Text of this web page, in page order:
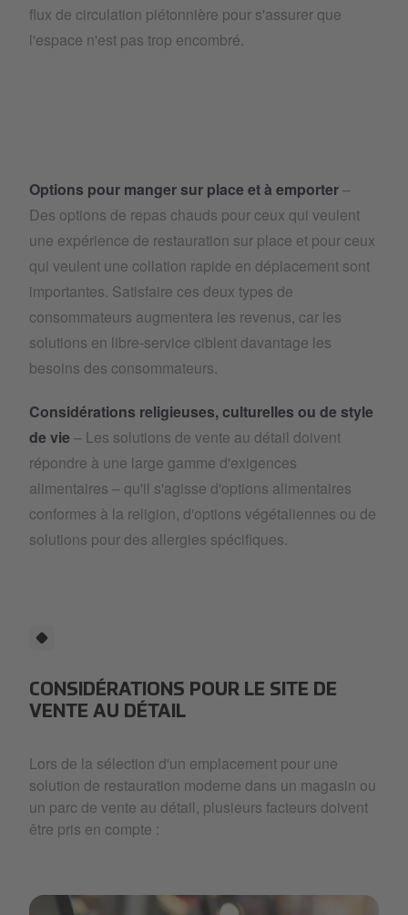
flux de circulation piétonnière pour s'assurer que
l'espace n'est pas trop encombré.
Options pour manger sur place et à emporter–
Des options de repas chauds pour ceux qui veulent
une expérience de restauration sur place et pour ceux
qui veulent une collation rapide en déplacement sont
importantes. Satisfaire ces deux types de
consommateurs augmentera les revenus, car les
solutions en libre-service ciblent davantage les
besoins des consommateurs.
Considérations religieuses, culturelles ou de style
de vie– Les solutions de vente au détail doivent
répondre à une large gamme d'exigences
alimentaires – qu'il s'agisse d'options alimentaires
conformes à la religion, d'options végétaliennes ou de
solutions pour des allergies spécifiques.
CONSIDÉRATIONS POUR LE SITE DE
VENTE AU DÉTAIL
Lors de la sélection d'un emplacement pour une
solution de restauration moderne dans un magasin ou
un parc de vente au détail, plusieurs facteurs doivent
être pris en compte :